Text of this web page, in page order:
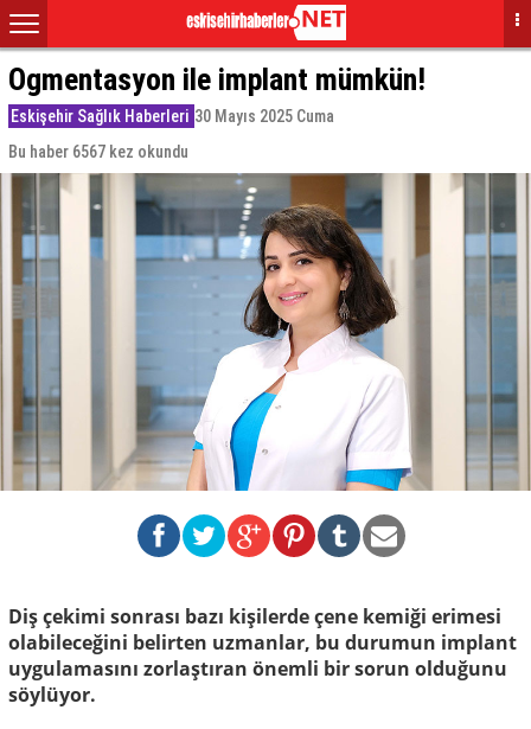
Ogmentasyon ile implant mümkün!
Eskişehir Sağlık Haberleri 30 Mayıs 2025 Cuma
Bu haber 6567 kez okundu
Diş çekimi sonrası bazı kişilerde çene kemiği erimesi
olabileceğini belirten uzmanlar, bu durumun implant
uygulamasını zorlaştıran önemli bir sorun olduğunu
söylüyor.